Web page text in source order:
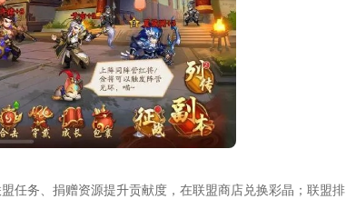
任务、捐赠资源提升贡献度，在联盟商店兑换彩晶；联盟排